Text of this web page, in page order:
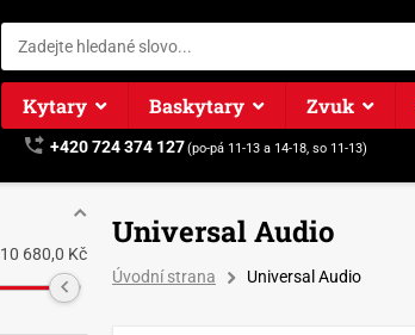
Kytary Baskytary Zvuk
+420 724 374 127(po-pá 11-13 a 14-18, so 11-13)
Universal Audio
Úvodní strana Universal Audio
10 680,0 Kč